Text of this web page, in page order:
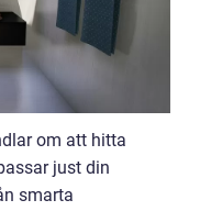
om att hitta
just din
smarta